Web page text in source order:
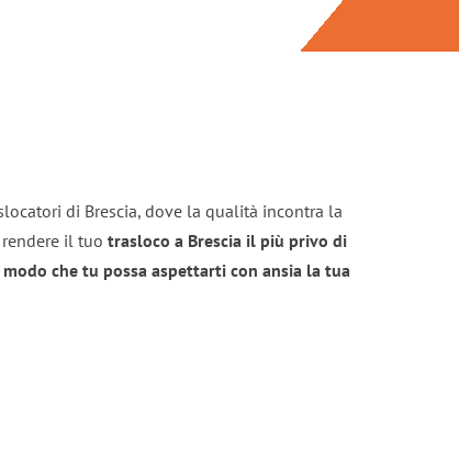
di Brescia, dove la qualità incontra la
il tuo trasloco a Brescia il più privo di
che tu possa aspettarti con ansia la tua